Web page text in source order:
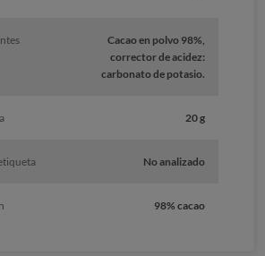
Cacao en polvo 98%,
corrector de acidez:
carbonato de potasio.
20 g
No analizado
98% cacao